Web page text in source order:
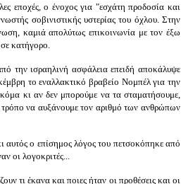
εποχές, ο ένοχος για "εσχάτη προδοσία και
σοβινιστικής υστερίας του όχλου. Στην
καμιά απολύτως επικοινωνία με τον έξω
κατήγορο.
την ισραηλινή ασφάλεια επειδή αποκάλυψε
το εναλλακτικό βραβείο Νομπέλ για την
κι αν δεν μπορούμε να τα σταματήσουμε,
τρόπο να αυξάνουμε τον αριθμό των ανθρώπων
αυτός ο επίσημος λόγος του πετσοκόπηκε από
οι λογοκριτές...
τι έκανα και ποιες ήταν οι προθέσεις και οι